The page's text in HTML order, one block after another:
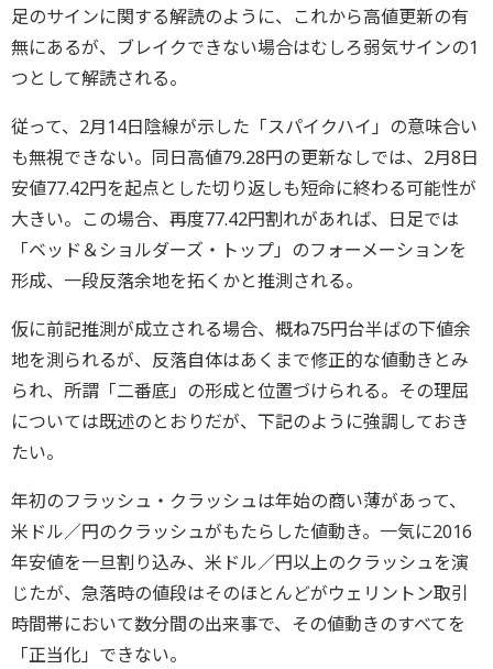
足のサインに関する解読のように、これから高値更新の有
無にあるが、ブレイクできない場合はむしろ弱気サインの1
つとして解読される。
従って、2月14日陰線が示した「スパイクハイ」の意味合い
も無視できない。同日高値79.28円の更新なしでは、2月8日
安値77.42円を起点とした切り返しも短命に終わる可能性が
大きい。この場合、再度77.42円割れがあれば、日足では
「ベッド＆ショルダーズ・トップ」のフォーメーションを
形成、一段反落余地を拓くかと推測される。
仮に前記推測が成立される場合、概ね75円台半ばの下値余
地を測られるが、反落自体はあくまで修正的な値動きとみ
られ、所謂「二番底」の形成と位置づけられる。その理屈
については既述のとおりだが、下記のように強調しておき
たい。
年初のフラッシュ・クラッシュは年始の商い薄があって、
米ドル／円のクラッシュがもたらした値動き。一気に2016
年安値を一旦割り込み、米ドル／円以上のクラッシュを演
じたが、急落時の値段はそのほとんどがウェリントン取引
時間帯において数分間の出来事で、その値動きのすべてを
「正当化」できない。